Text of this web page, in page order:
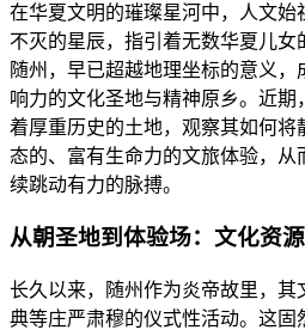
在华夏文明的璀璨星河中，人文始
不灭的星辰，指引着无数华夏儿
随州，早已超越地理坐标的意义
响力的文化圣地与精神原乡。近
着厚重历史的土地，观察其如何
态的、富有生命力的文旅体验，
续跳动有力的脉搏。
从朝圣地到体验场：文化资
长久以来，随州作为炎帝故里，其
典等庄严肃穆的仪式性活动。这